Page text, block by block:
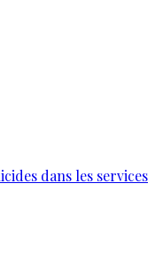
dans les services